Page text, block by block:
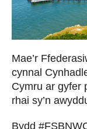
Mae’r
cynnal
Cymru ar gyfer
rhai sy’n
Bydd